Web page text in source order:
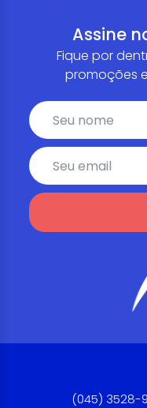
Assine
Fique por
promoções
(045) 3528-